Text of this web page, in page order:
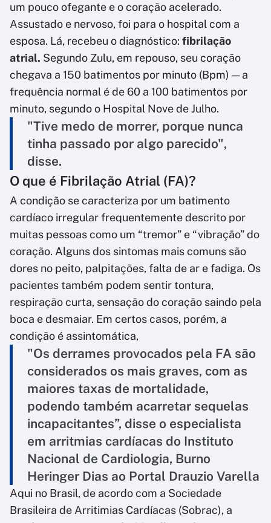
um pouco ofegante e o coração acelerado.
Assustado e nervoso, foi para o hospital com a
esposa. Lá, recebeu o diagnóstico: fibrilação
atrial. Segundo Zulu, em repouso, seu coração
chegava a 150 batimentos por minuto (Bpm) — a
frequência normal é de 60 a 100 batimentos por
minuto, segundo o Hospital Nove de Julho.
"Tive medo de morrer, porque nunca
tinha passado por algo parecido",
disse.
O que é Fibrilação Atrial (FA)?
A condição se caracteriza por um batimento
cardíaco irregular frequentemente descrito por
muitas pessoas como um “tremor” e “vibração” do
coração. Alguns dos sintomas mais comuns são
dores no peito, palpitações, falta de ar e fadiga. Os
pacientes também podem sentir tontura,
respiração curta, sensação do coração saindo pela
boca e desmaiar. Em certos casos, porém, a
condição é assintomática,
"Os derrames provocados pela FA são
considerados os mais graves, com as
maiores taxas de mortalidade,
podendo também acarretar sequelas
incapacitantes”, disse o especialista
em arritmias cardíacas do Instituto
Nacional de Cardiologia, Burno
Heringer Dias ao Portal Drauzio Varella
Aqui no Brasil, de acordo com a Sociedade
Brasileira de Arritimias Cardíacas (Sobrac), a